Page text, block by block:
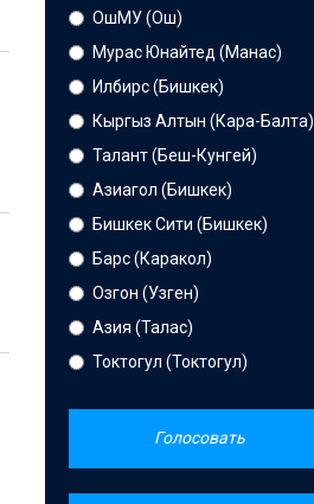
ОшМУ (Ош)
Мурас Юнайтед (Манас)
Илбирс (Бишкек)
Кыргыз Алтын (Кара-Балта)
Талант (Беш-Кунгей)
Азиагол (Бишкек)
Бишкек Сити (Бишкек)
Барс (Каракол)
Озгон (Узген)
Азия (Талас)
Токтогул (Токтогул)
Голосовать